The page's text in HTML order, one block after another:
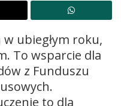
w ubiegłym roku,
To wsparcie dla
z Funduszu
to dla